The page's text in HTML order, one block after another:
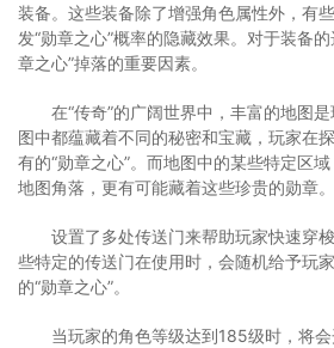
装备。这些装备除了增强角色属性外，有
发“勋章之心”概率的隐藏效果。对于装备
章之心”掉落的重要因素。
在“传奇”的广阔世界中，丰富的地图
图中都蕴藏着不同的秘密和宝藏，玩家在
有的“勋章之心”。而地图中的某些特定区
地图角落，更有可能藏着这些珍贵的勋章。
设置了多处传送门来帮助玩家快速穿
些特定的传送门在使用时，会随机给予玩
的“勋章之心”。
当玩家的角色等级达到185级时，将